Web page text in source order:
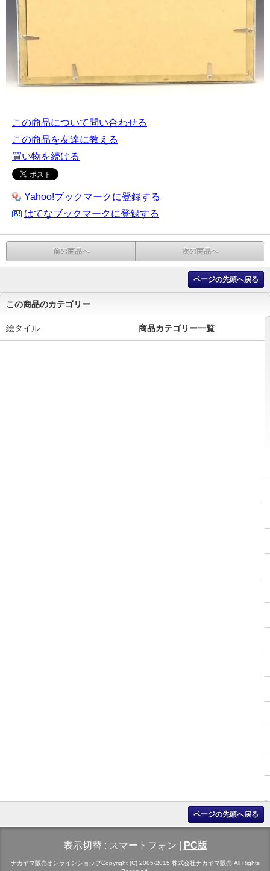
この商品について問い合わせる
この商品を友達に教える
買い物を続ける
Yahoo!ブックマークに登録する
はてなブックマークに登録する
前の商品へ 次の商品へ
ページの先頭へ戻る
この商品のカテゴリー
絵タイル 商品カテゴリー一覧
ページの先頭へ戻る
表示切替 : スマートフォン PC版
ナカヤマ販売オンラインショップCopyright (C) 2005-2015 株式会社ナカヤマ販売 All Rights